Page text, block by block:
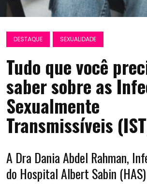
DESTAQUE SEXUALIDADE
Tudo que você
saber sobre as
Sexualmente
Transmissíveis
A Dra Dania Abdel Rahman,
do Hospital Albert Sabin